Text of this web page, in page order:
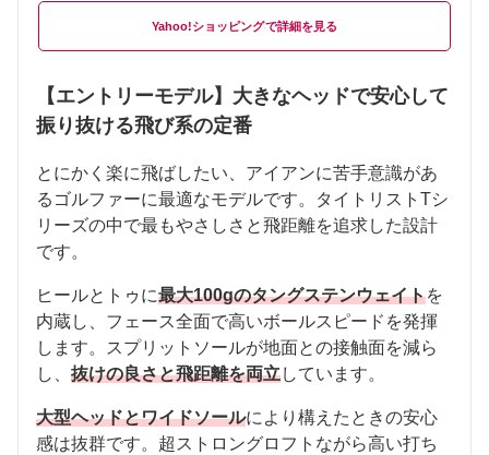
Yahoo!ショッピング
【エントリーモデル】大きなヘッドで安心して
振り抜ける飛び系の定番
とにかく楽に飛ばしたい、アイアンに苦手意識があ
るゴルファーに最適なモデルです。タイトリストTシ
リーズの中で最もやさしさと飛距離を追求した設計
です。
ヒールとトゥに最大100gのタングステンウェイトを
内蔵し、フェース全面で高いボールスピードを発揮
します。スプリットソールが地面との接触面を減ら
し、 抜けの良さと飛距離を両立しています。
大型ヘッドとワイドソールにより構えたときの安心
感は抜群です。超ストロングロフトながら高い打ち